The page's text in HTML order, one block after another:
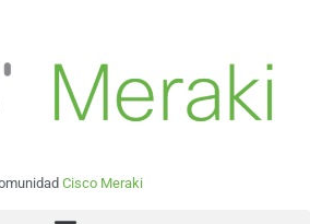
Cisco Meraki